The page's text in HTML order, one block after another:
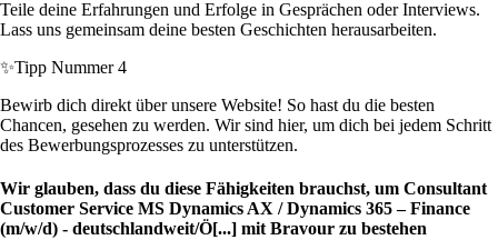
Teile deine Erfahrungen und Erfolge in Gesprächen oder Interviews.
Lass uns gemeinsam deine besten Geschichten herausarbeiten.
✨Tipp Nummer 4
Bewirb dich direkt über unsere Website! So hast du die besten
Chancen, gesehen zu werden. Wir sind hier, um dich bei jedem Schritt
des Bewerbungsprozesses zu unterstützen.
Wir glauben, dass du diese Fähigkeiten brauchst, um Consultant
Customer Service MS Dynamics AX / Dynamics 365 – Finance
(m/w/d) - deutschlandweit/Ö[...] mit Bravour zu bestehen